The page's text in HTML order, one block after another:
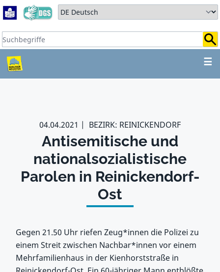
Zum Hauptbereich springen
Zum Hauptmenü springen
Sprache auswählen:
Suchbegriffe:
☰
ZUM HAUPTBEREICH
04.04.2021 BEZIRK: REINICKENDORF
Antisemitische und
nationalsozialistische
Parolen in Reinickendorf-
Ost
Gegen 21.50 Uhr riefen Zeug*innen die Polizei zu
einem Streit zwischen Nachbar*innen vor einem
Mehrfamilienhaus in der Kienhorststraße in